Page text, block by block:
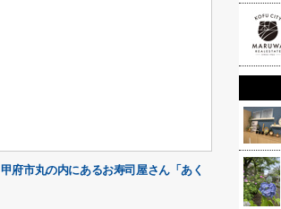
甲府市丸の内にあるお寿司屋さん「あく